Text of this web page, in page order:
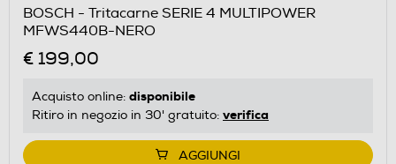
BOSCH - Tritacarne SERIE 4 MULTIPOWER
MFWS440B-NERO
€ 199,00
Acquisto online: disponibile
Ritiro in negozio in 30' gratuito: verifica
AGGIUNGI